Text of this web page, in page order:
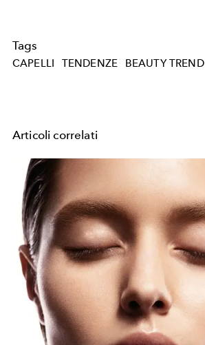
Tags
CAPELLI TENDENZE BEAUTY TREND
Articoli correlati